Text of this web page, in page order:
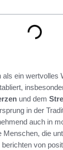
als ein wertvolles
und dem
in der
auch in
Menschen, die
von